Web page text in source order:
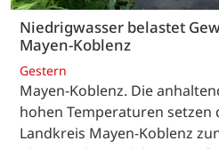
Niedrigwasser belastet
Mayen-Koblenz
Gestern
Mayen-Koblenz. Die
hohen Temperaturen setzen
Landkreis Mayen-Koblenz